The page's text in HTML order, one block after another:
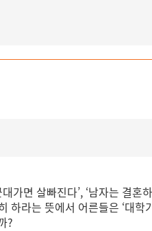
면 살빠진다’, ‘남자는 결혼
라는 뜻에서 어른들은 ‘대
?